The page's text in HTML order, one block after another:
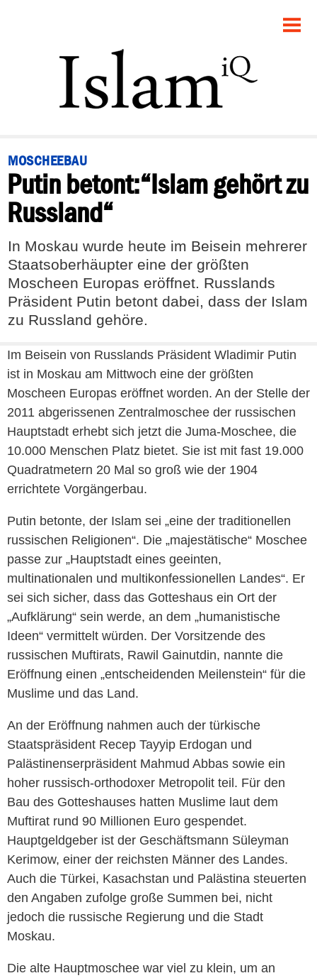
POLITIK
PANORAMA
RECHT
FEUILLETON
DEBATTE
MOSCHEEBAU
Putin betont:“Islam gehört zu
Russland“
In Moskau wurde heute im Beisein mehrerer
Staatsoberhäupter eine der größten
Moscheen Europas eröffnet. Russlands
Präsident Putin betont dabei, dass der Islam
zu Russland gehöre.
Im Beisein von Russlands Präsident Wladimir Putin
ist in Moskau am Mittwoch eine der größten
Moscheen Europas eröffnet worden. An der Stelle der
2011 abgerissenen Zentralmoschee der russischen
Hauptstadt erhebt sich jetzt die Juma-Moschee, die
10.000 Menschen Platz bietet. Sie ist mit fast 19.000
Quadratmetern 20 Mal so groß wie der 1904
errichtete Vorgängerbau.
Putin betonte, der Islam sei „eine der traditionellen
russischen Religionen“. Die „majestätische“ Moschee
passe zur „Hauptstadt eines geeinten,
multinationalen und multikonfessionellen Landes“. Er
sei sich sicher, dass das Gotteshaus ein Ort der
„Aufklärung“ sein werde, an dem „humanistische
Ideen“ vermittelt würden. Der Vorsitzende des
russischen Muftirats, Rawil Gainutdin, nannte die
Eröffnung einen „entscheidenden Meilenstein“ für die
Muslime und das Land.
An der Eröffnung nahmen auch der türkische
Staatspräsident Recep Tayyip Erdogan und
Palästinenserpräsident Mahmud Abbas sowie ein
hoher russisch-orthodoxer Metropolit teil. Für den
Bau des Gotteshauses hatten Muslime laut dem
Muftirat rund 90 Millionen Euro gespendet.
Hauptgeldgeber ist der Geschäftsmann Süleyman
Kerimow, einer der reichsten Männer des Landes.
Auch die Türkei, Kasachstan und Palästina steuerten
den Angaben zufolge große Summen bei, nicht
jedoch die russische Regierung und die Stadt
Moskau.
Die alte Hauptmoschee war viel zu klein, um an